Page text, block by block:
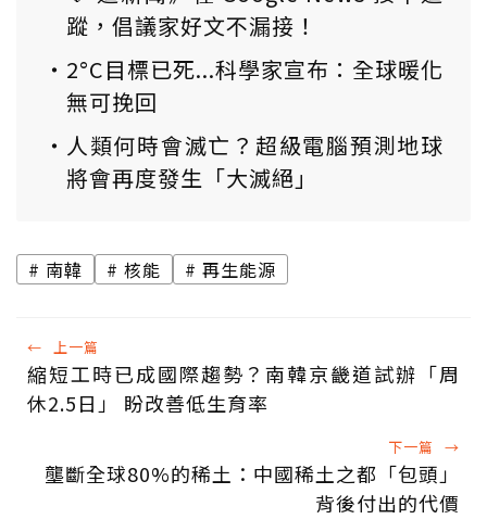
蹤，倡議家好文不漏接！
2°C目標已死...科學家宣布：全球暖化
無可挽回
人類何時會滅亡？超級電腦預測地球
將會再度發生「大滅絕」
南韓 核能 再生能源
← 上一篇
縮短工時已成國際趨勢？南韓京畿道試辦「周
休2.5日」 盼改善低生育率
下一篇 →
壟斷全球80%的稀土：中國稀土之都「包頭」
背後付出的代價